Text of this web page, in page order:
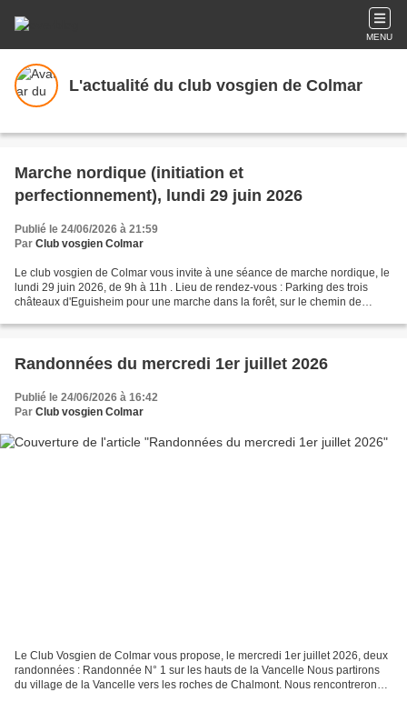
MENU
L'actualité du club vosgien de Colmar
Marche nordique (initiation et
perfectionnement), lundi 29 juin 2026
Publié le 24/06/2026 à 21:59
Par Club vosgien Colmar
Le club vosgien de Colmar vous invite à une séance de marche nordique, le
lundi 29 juin 2026, de 9h à 11h . Lieu de rendez-vous : Parking des trois
châteaux d'Eguisheim pour une marche dans la forêt, sur le chemin de
Randonnées du mercredi 1er juillet 2026
Publié le 24/06/2026 à 16:42
Par Club vosgien Colmar
Le Club Vosgien de Colmar vous propose, le mercredi 1er juillet 2026, deux
randonnées : Randonnée N° 1 sur les hauts de la Vancelle Nous partirons
du village de la Vancelle vers les roches de Chalmont. Nous rencontrerons